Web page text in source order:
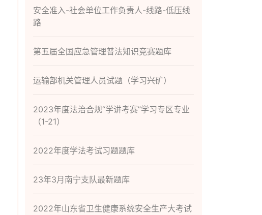
安全准入-社会单位工作负责人-线路-低压线
路
第五届全国应急管理普法知识竞赛题库
运输部机关管理人员试题（学习兴矿）
2023年度法治合规“学讲考赛”学习专区专业
（1-21）
2022年度学法考试习题题库
23年3月南宁支队最新题库
2022年山东省卫生健康系统安全生产大考试